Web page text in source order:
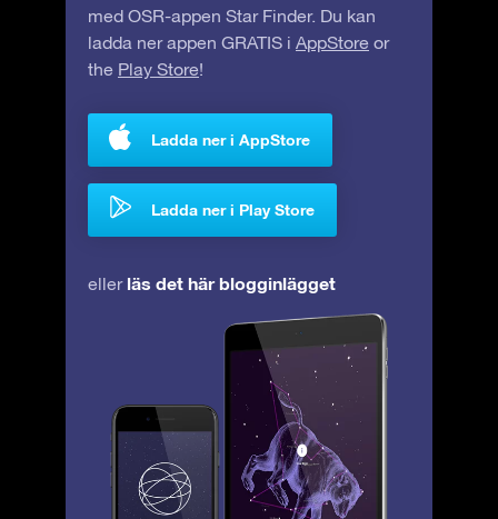
med OSR-appen Star Finder. Du kan
ladda ner appen GRATIS i AppStore or
the Play Store!
Ladda ner i AppStore
Ladda ner i Play Store
eller läs det här blogginlägget